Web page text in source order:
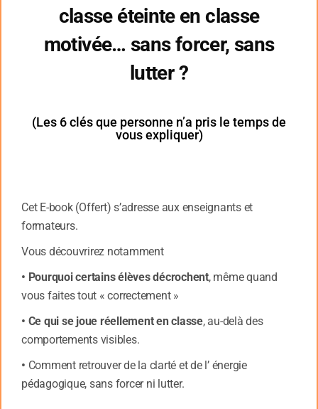
Interview de Fabienne RAMOND
Fabienne RAMONDest Professeur des écoles,
mmaire Introduction
L’élève contre l’école est celui qui, tout en ayant les
vivre pleinement sa scolarité, se place face à l’École
veut être reconnu comme tel.
classe éteinte en classe
motivée… sans forcer, sans
lutter ?
(Les 6 clés que personne n’a pris le temps de
vous expliquer)
Cet E-book (Offert) s’adresse aux enseignants et
formateurs.
Vous découvrirez notamment
• Pourquoi certains élèves décrochent, même quand
vous faites tout « correctement »
• Ce qui se joue réellement en classe, au-delà des
comportements visibles.
• Comment retrouver de la clarté et de l’ énergie
pédagogique, sans forcer ni lutter.